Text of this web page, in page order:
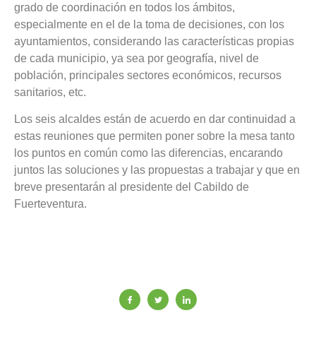
grado de coordinación en todos los ámbitos,
especialmente en el de la toma de decisiones, con los
ayuntamientos, considerando las características propias
de cada municipio, ya sea por geografía, nivel de
población, principales sectores económicos, recursos
sanitarios, etc.
Los seis alcaldes están de acuerdo en dar continuidad a
estas reuniones que permiten poner sobre la mesa tanto
los puntos en común como las diferencias, encarando
juntos las soluciones y las propuestas a trabajar y que en
breve presentarán al presidente del Cabildo de
Fuerteventura.